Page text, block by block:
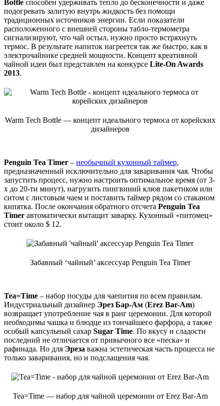
Bottle способен удерживать тепло до бесконечности и даже
подогревать залитую внутрь жидкость без помощи
традиционных источников энергии. Если показатели
расположенного с внешней стороны табло-термометра
сигнализируют, что чай остыл, нужно просто встряхнуть
термос. В результате напиток нагреется так же быстро, как в
электрочайнике средней мощности. Концепт креативной
чайной идеи был представлен на конкурсе Lite-On Awards
2013.
Warm Tech Bottle — концепт идеального термоса от корейских
дизайнеров
Penguin Tea Timer – необычный кухонный таймер,
предназначенный исключительно для заваривания чая. Чтобы
запустить процесс, нужно настроить оптимальное время (от 3-
х до 20-ти минут), нагрузить пингвиний клюв пакетиком или
ситом с листовым чаем и поставить таймер рядом со стаканом
кипятка. После окончания обратного отсчета Penguin Tea
Timer автоматически вытащит заварку. Кухонный «питомец»
стоит около $ 12.
Забавный ‘чайный’ аксессуар Penguin Tea Timer
Tea=Time – набор посуды для чаепития по всем правилам.
Индустриальный дизайнер Эрез Бар-Ам (Erez Bar-Am)
возвращает употребление чая в ранг церемонии. Для которой
необходимы чашка и блюдце из тончайшего фарфора, а также
особый капсульный сахар Sugar Time. По вкусу и сладости
последний не отличается от привычного все «песка» и
рафинада. Но для Эреза важна эстетическая часть процесса не
только заваривания, но и подслащения чая.
Tea=Time — набор для чайной церемонии от Erez Bar-Am